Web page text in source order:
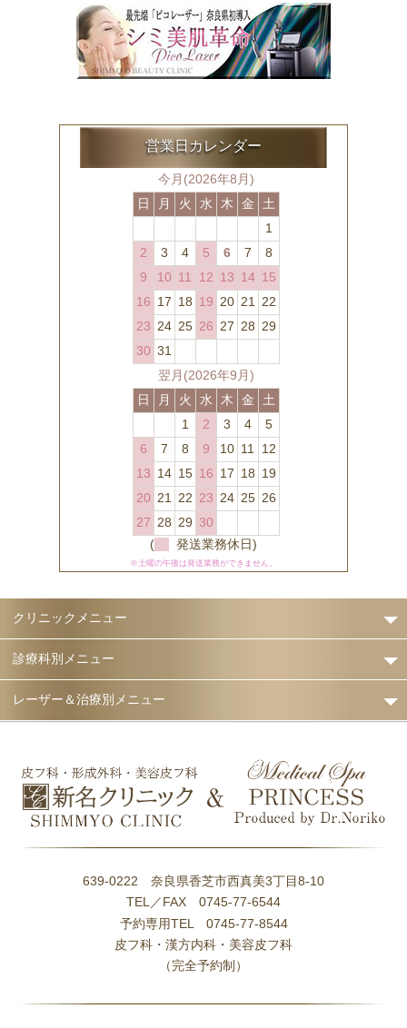
営業日カレンダー
今月(2026年8月)
日
月 火 水 木 金
土
1
2
3 4 5 6 7
8
9
10 11 12 13 14 15
16 17 18 19 20 21 22
23 24 25 26 27 28 29
30 31
翌月(2026年9月)
日
月 火 水 木 金
土
1
2 3 4
5
6
7 8 9 10 11 12
13 14 15 16 17 18 19
20 21 22 23 24 25 26
27 28 29 30
(
発送業務休日)
※土曜の午後は発送業務ができません。
クリニックメニュー
診療科別メニュー
レーザー＆治療別メニュー
639-0222 奈良県香芝市西真美3丁目8-10
TEL／FAX 0745-77-6544
予約専用TEL 0745-77-8544
皮フ科・漢方内科・美容皮フ科
（完全予約制）